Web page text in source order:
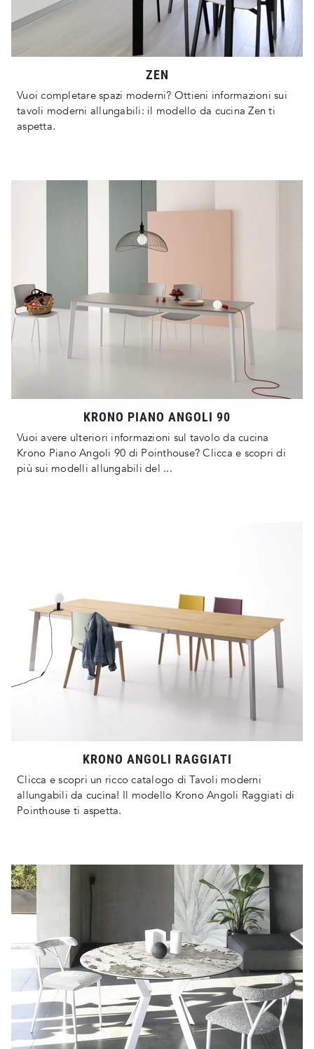
ZEN
Vuoi completare spazi moderni? Ottieni informazioni sui
tavoli moderni allungabili: il modello da cucina Zen ti
aspetta.
KRONO PIANO ANGOLI 90
Vuoi avere ulteriori informazioni sul tavolo da cucina
Krono Piano Angoli 90 di Pointhouse? Clicca e scopri di
più sui modelli allungabili del ...
KRONO ANGOLI RAGGIATI
Clicca e scopri un ricco catalogo di Tavoli moderni
allungabili da cucina! Il modello Krono Angoli Raggiati di
Pointhouse ti aspetta.